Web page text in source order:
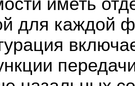
иметь
для каждой